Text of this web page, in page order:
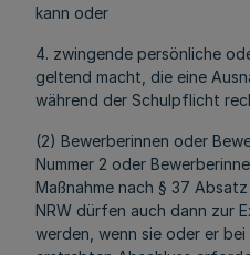
kann oder
4. zwingende persönliche
geltend macht, die eine
während der Schulpflicht
(2) Bewerberinnen oder
Nummer 2 oder
Maßnahme nach § 37
NRW dürfen auch dann zur
werden, wenn sie oder er